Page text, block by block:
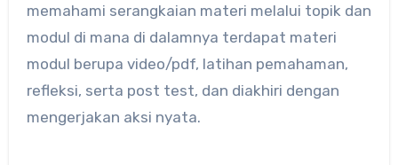
memahami serangkaian materi melalui topik dan
modul di mana di dalamnya terdapat materi
modul berupa video/pdf, latihan pemahaman,
refleksi, serta post test, dan diakhiri dengan
mengerjakan aksi nyata.